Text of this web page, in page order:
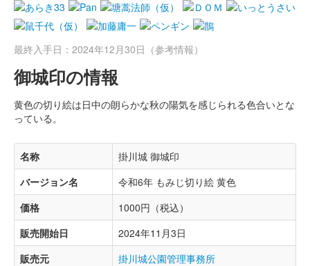
最終入手日：2024年12月30日（参考情報）
御城印の情報
黄色の切り絵は日中の朗らかな秋の陽気を感じられる色合いとな
っている。
名称
掛川城 御城印
バージョン名
令和6年 もみじ切り絵 黄色
価格
1000円（税込）
販売開始日
2024年11月3日
販売元
掛川城公園管理事務所